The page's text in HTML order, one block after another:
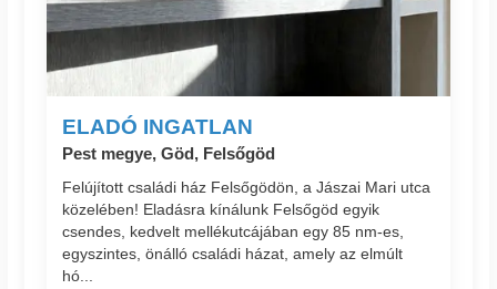
ELADÓ INGATLAN
Pest megye, Göd, Felsőgöd
Felújított családi ház Felsőgödön, a Jászai Mari utca
közelében! Eladásra kínálunk Felsőgöd egyik
csendes, kedvelt mellékutcájában egy 85 nm-es,
egyszintes, önálló családi házat, amely az elmúlt
hó...